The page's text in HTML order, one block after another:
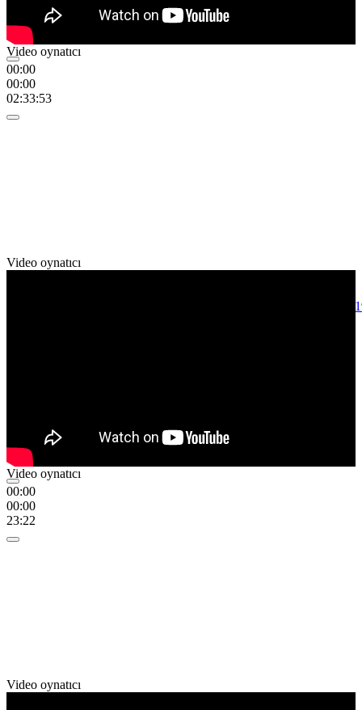
00:00
00:00
02:33:53
Video oynatıcı
Dosyayı indir: http://www.hakantahmaz.com/wp-content/uploads/
Video oynatıcı
00:00
00:00
23:22
Video oynatıcı
Video oynatıcı